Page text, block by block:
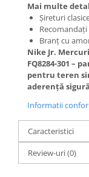
Mai multe
Șireturi
Branț cu
Nike Jr.
FQ8284-301 –
pentru teren
aderență
Informatii
Caracteristici
Review-uri(0)